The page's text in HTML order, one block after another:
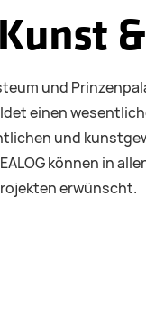
und
einen
und
können in
erwünscht.